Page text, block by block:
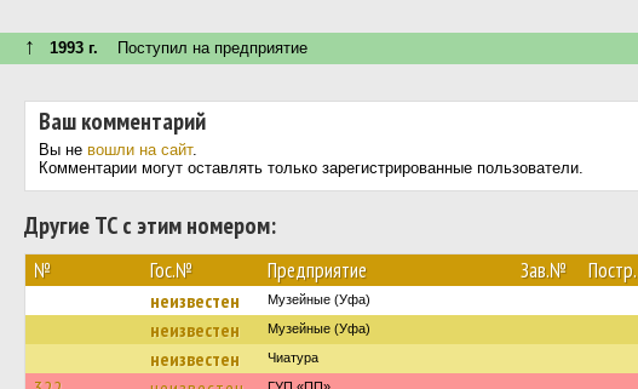
↑ 1993 г. Поступил на предприятие
Ваш комментарий
Вы не вошли на сайт.
Комментарии могут оставлять только зарегистрированные пользователи.
Другие ТС с этим номером:
№ Гос.№ Предприятие Зав.№ Постр.
неизвестен Музейные (Уфа)
неизвестен Музейные (Уфа)
неизвестен Чиатура